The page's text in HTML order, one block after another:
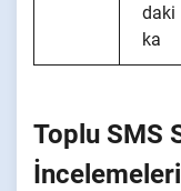
daki
ka
Toplu SMS
İncelemeleri